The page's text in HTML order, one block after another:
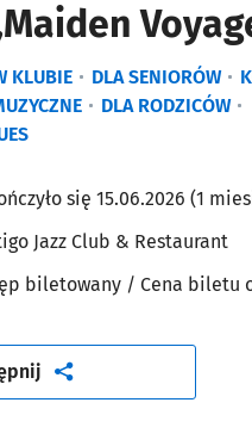
KLUBIE DLA SENIORÓW
DLA RODZICÓW
się 15.06.2026 (1
Jazz Club & Restaurant
biletowany / Cena biletu
artykuł